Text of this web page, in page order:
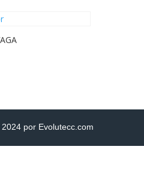
por Evolutecc.com